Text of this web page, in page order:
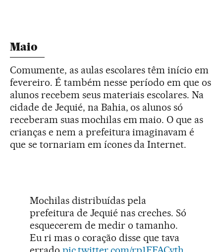
Maio
Comumente, as aulas escolares têm início em
fevereiro. É também nesse período em que os
alunos recebem seus materiais escolares. Na
cidade de Jequié, na Bahia, os alunos só
receberam suas mochilas em maio. O que as
crianças e nem a prefeitura imaginavam é
que se tornariam em ícones da Internet.
Mochilas distribuídas pela
prefeitura de Jequié nas creches. Só
esquecerem de medir o tamanho.
Eu ri mas o coração disse que tava